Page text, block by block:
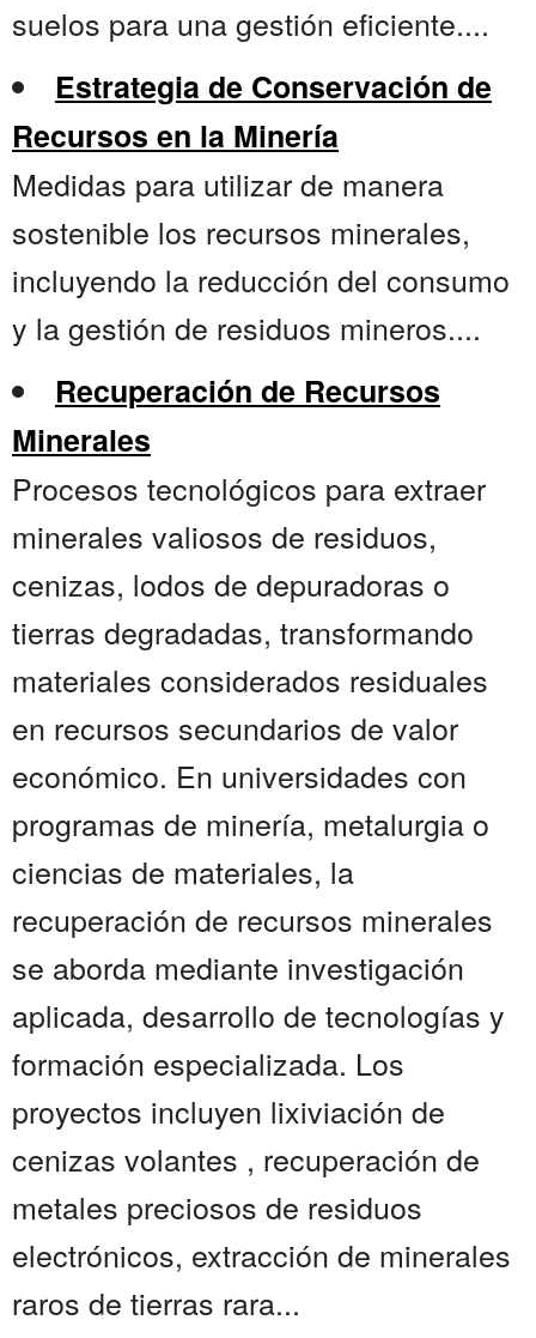
suelos para una gestión eficiente....
Estrategia de Conservación de
Recursos en la Minería
Medidas para utilizar de manera
sostenible los recursos minerales,
incluyendo la reducción del consumo
y la gestión de residuos mineros....
Recuperación de Recursos
Minerales
Procesos tecnológicos para extraer
minerales valiosos de residuos,
cenizas, lodos de depuradoras o
tierras degradadas, transformando
materiales considerados residuales
en recursos secundarios de valor
económico. En universidades con
programas de minería, metalurgia o
ciencias de materiales, la
recuperación de recursos minerales
se aborda mediante investigación
aplicada, desarrollo de tecnologías y
formación especializada. Los
proyectos incluyen lixiviación de
cenizas volantes , recuperación de
metales preciosos de residuos
electrónicos, extracción de minerales
raros de tierras rara...